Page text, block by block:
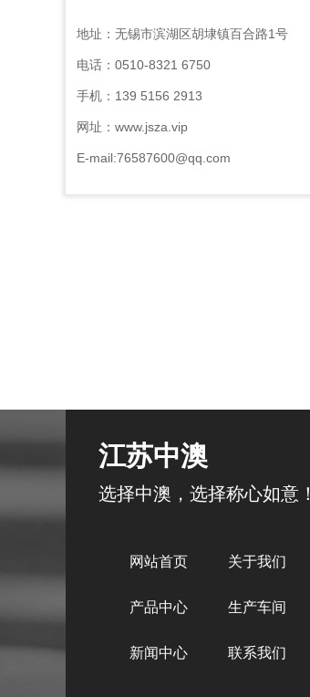
地址：无锡市滨湖区胡埭镇百合路1号
电话：0510-8321 6750
手机：139 5156 2913
网址：www.jsza.vip
E-mail:76587600@qq.com
江苏中澳
选择中澳，选择称心如意！
网站首页 关于我们
产品中心 生产车间
新闻中心 联系我们